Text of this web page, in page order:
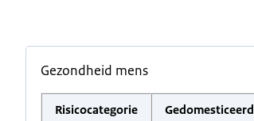
Gezondheid mens
Risicocategorie Gedomesticeerd